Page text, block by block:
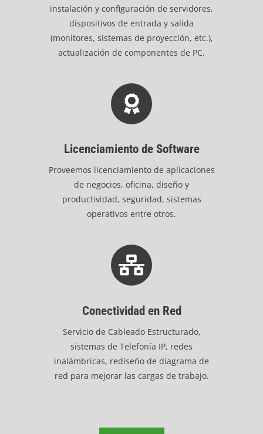
instalación y configuración de servidores,
dispositivos de entrada y salida
(monitores, sistemas de proyección, etc.),
actualización de componentes de PC.
Licenciamiento de Software
Proveemos licenciamiento de aplicaciones
de negocios, oficina, diseño y
productividad, seguridad, sistemas
operativos entre otros.
Conectividad en Red
Servicio de Cableado Estructurado,
sistemas de Telefonía IP, redes
inalámbricas, rediseño de diagrama de
red para mejorar las cargas de trabajo.